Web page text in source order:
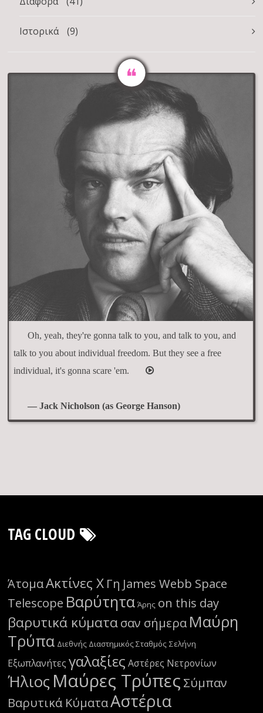
Ιστορικά (9)
Oh, yeah, they're gonna talk to you, and talk to you, and
talk to you about individual freedom. But they see a free
individual, it's gonna scare 'em.
— Jack Nicholson (as George Hanson)
TAG CLOUD
ΆτομαΑκτίνες Χ Γη James Webb Space
Telescope Βαρύτητα Άρης on this day
βαρυτικά κύματασαν σήμερα Μαύρη
Τρύπα Διεθνής Διαστημικός Σταθμός Σελήνη
Εξωπλανήτες γαλαξίες Αστέρες Νετρονίων
Ήλιος Μαύρες Τρύπες Σύμπαν
Βαρυτικά ΚύματαΑστέρια